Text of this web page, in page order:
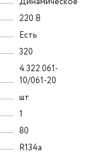
220 В
Есть
320
4.322.061-
10/061-20
шт
1
80
R134a